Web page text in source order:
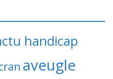
handicap
aveugle